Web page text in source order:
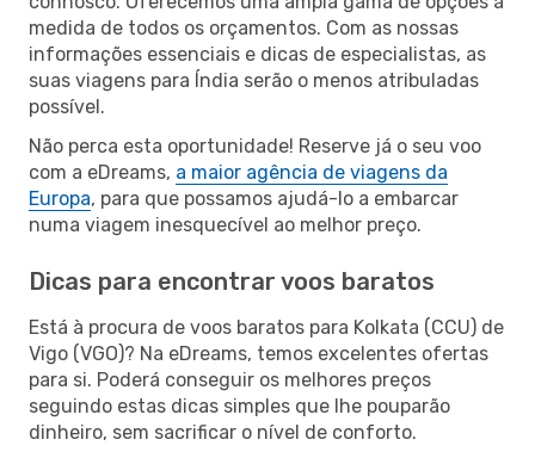
medida de todos os orçamentos. Com as nossas
informações essenciais e dicas de especialistas, as
suas viagens para Índia serão o menos atribuladas
possível.
Não perca esta oportunidade! Reserve já o seu voo
com a eDreams, a maior agência de viagens da
Europa, para que possamos ajudá-lo a embarcar
numa viagem inesquecível ao melhor preço.
Dicas para encontrar voos baratos
Está à procura de voos baratos para Kolkata (CCU) de
Vigo (VGO)? Na eDreams, temos excelentes ofertas
para si. Poderá conseguir os melhores preços
seguindo estas dicas simples que lhe pouparão
dinheiro, sem sacrificar o nível de conforto.